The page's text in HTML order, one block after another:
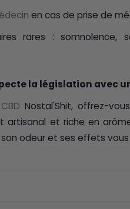
en cas de prise de
rares : somnolence,
la législation avec
Nostal'Shit, offrez-
artisanal et riche en
son odeur et ses effets